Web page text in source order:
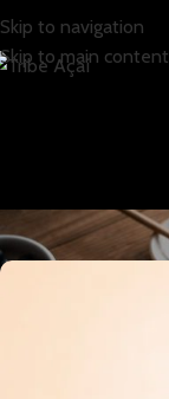
Skip to navigation
Skip to main content